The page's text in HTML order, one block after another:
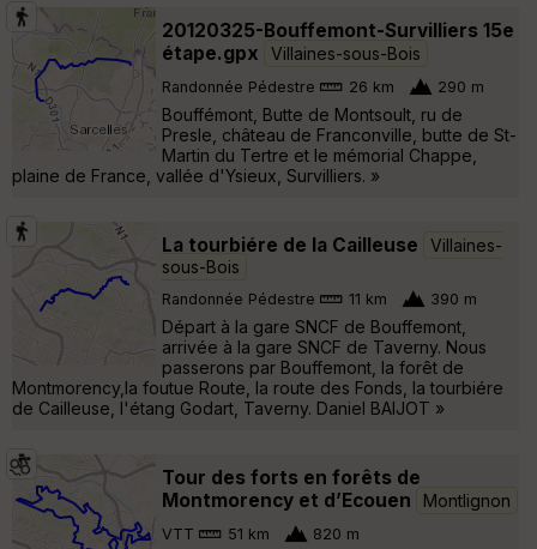
20120325-Bouffemont-Survilliers 15e
étape.gpx
Villaines-sous-Bois
Randonnée Pédestre 26 km 290 m
Bouffémont, Butte de Montsoult, ru de
Presle, château de Franconville, butte de St-
Martin du Tertre et le mémorial Chappe,
plaine de France, vallée d'Ysieux, Survilliers. »
La tourbiére de la Cailleuse
Villaines-
sous-Bois
Randonnée Pédestre 11 km 390 m
Départ à la gare SNCF de Bouffemont,
arrivée à la gare SNCF de Taverny. Nous
passerons par Bouffemont, la forêt de
Montmorency,la foutue Route, la route des Fonds, la tourbiére
de Cailleuse, l'étang Godart, Taverny. Daniel BAIJOT »
Tour des forts en forêts de
Montmorency et d’Ecouen
Montlignon
VTT 51 km 820 m